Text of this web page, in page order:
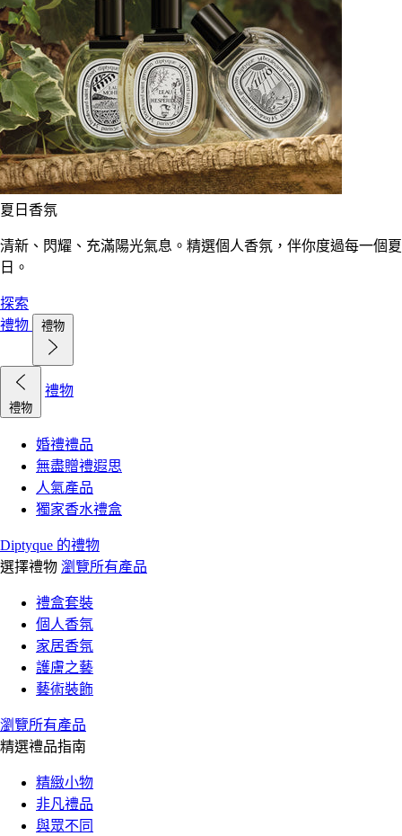
夏日香氛
清新、閃耀、充滿陽光氣息。精選個人香氛，伴你度過每一個夏
日。
探索
禮物
禮物
禮物
禮物
婚禮禮品
無盡贈禮遐思
人氣產品
獨家香水禮盒
Diptyque 的禮物
選擇禮物 瀏覽所有產品
禮盒套裝
個人香氛
家居香氛
護膚之藝
藝術裝飾
瀏覽所有產品
精選禮品指南
精緻小物
非凡禮品
與眾不同